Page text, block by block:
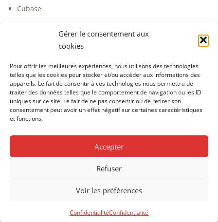
Gérer le consentement aux
cookies
Pour offrir les meilleures expériences, nous utilisons des technologies
telles que les cookies pour stocker et/ou accéder aux informations des
appareils. Le fait de consentir à ces technologies nous permettra de
traiter des données telles que le comportement de navigation ou les ID
uniques sur ce site. Le fait de ne pas consentir ou de retirer son
consentement peut avoir un effet négatif sur certaines caractéristiques
et fonctions.
Accepter
Refuser
Voir les préférences
ConfidentialitéConfidentialité
Cubase
1ère soirée des partenaires
Accueil
Applications / logiciels gratuits
Applications / logiciels payants
Blog
Confidentialité
Le projet
Matériel
Nos partenaires
Outils collaboratifs
Powered by WordPress &